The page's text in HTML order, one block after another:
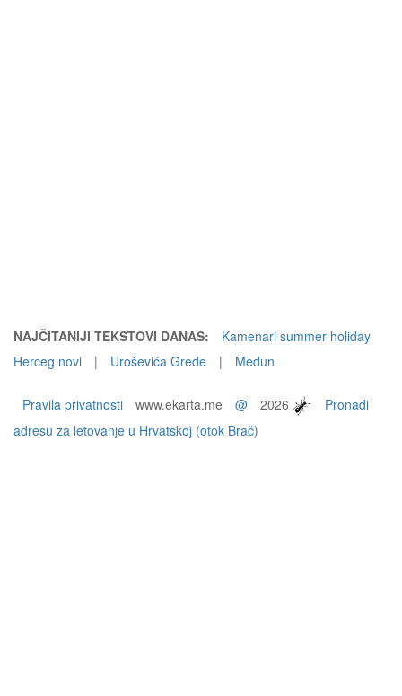
NAJČITANIJI TEKSTOVI DANAS:
Kamenari summer holiday
Herceg novi
| Uroševića Grede | Medun
Pravila privatnosti www.ekarta.me @ 2026
Pronađi
adresu za letovanje u Hrvatskoj (otok Brač)